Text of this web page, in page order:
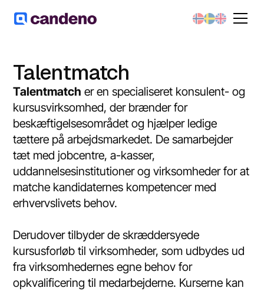
Talentmatch
Talentmatch er en specialiseret konsulent- og
kursusvirksomhed, der brænder for
beskæftigelsesområdet og hjælper ledige
tættere på arbejdsmarkedet. De samarbejder
tæt med jobcentre, a-kasser,
uddannelsesinstitutioner og virksomheder for at
matche kandidaternes kompetencer med
erhvervslivets behov.
Derudover tilbyder de skræddersyede
kursusforløb til virksomheder, som udbydes ud
fra virksomhedernes egne behov for
opkvalificering til medarbejderne. Kurserne kan